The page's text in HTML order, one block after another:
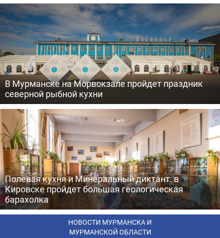
В Мурманске на Морвокзале пройдет праздник
северной рыбной кухни
Полевая кухня и Минеральный диктант: в
Кировске пройдет большая геологическая
барахолка
НОВОСТИ МУРМАНСКА И
МУРМАНСКОЙ ОБЛАСТИ